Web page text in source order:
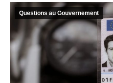
Questions au Gouvernement